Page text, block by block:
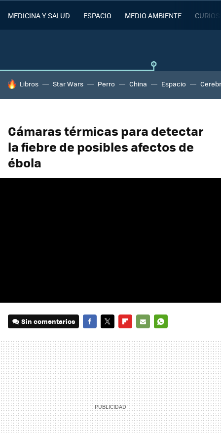
MEDICINA Y SALUD ESPACIO MEDIO AMBIENTE
HOY SE HABLA DE
Libros Star Wars Perro China Espacio
Cámaras térmicas para detectar
la fiebre de posibles afectos de
ébola
Sin comentarios
MAIL